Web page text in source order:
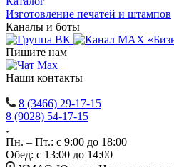
Изготовление печатей и штампов
Каналы и боты
Пишите нам
Наши контакты
8 (3466) 29-17-15
8 (9028) 54-17-15
Пн. – Пт.: с 9:00 до 18:00
Обед: с 13:00 до 14:00